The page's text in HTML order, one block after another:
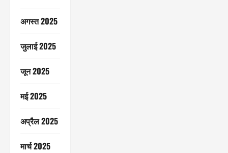
अगस्त 2025
जुलाई 2025
जून 2025
मई 2025
अप्रैल 2025
मार्च 2025